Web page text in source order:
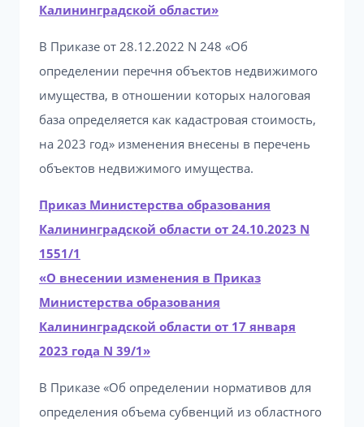
Калининградской области»
В Приказе от 28.12.2022 N 248 «Об
определении перечня объектов недвижимого
имущества, в отношении которых налоговая
база определяется как кадастровая стоимость,
на 2023 год» изменения внесены в перечень
объектов недвижимого имущества.
Приказ Министерства образования
Калининградской области от 24.10.2023 N
1551/1
«О внесении изменения в Приказ
Министерства образования
Калининградской области от 17 января
2023 года N 39/1»
В Приказе «Об определении нормативов для
определения объема субвенций из областного